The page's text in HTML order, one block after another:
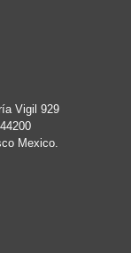
Vigil 929
Mexico.